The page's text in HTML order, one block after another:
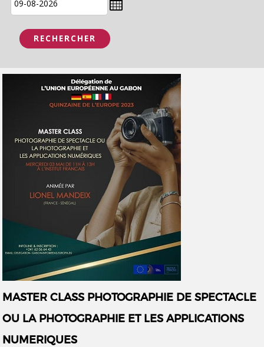
MASTER CLASS PHOTOGRAPHIE DE SPECTACLE
OU LA PHOTOGRAPHIE ET LES APPLICATIONS
NUMERIQUES